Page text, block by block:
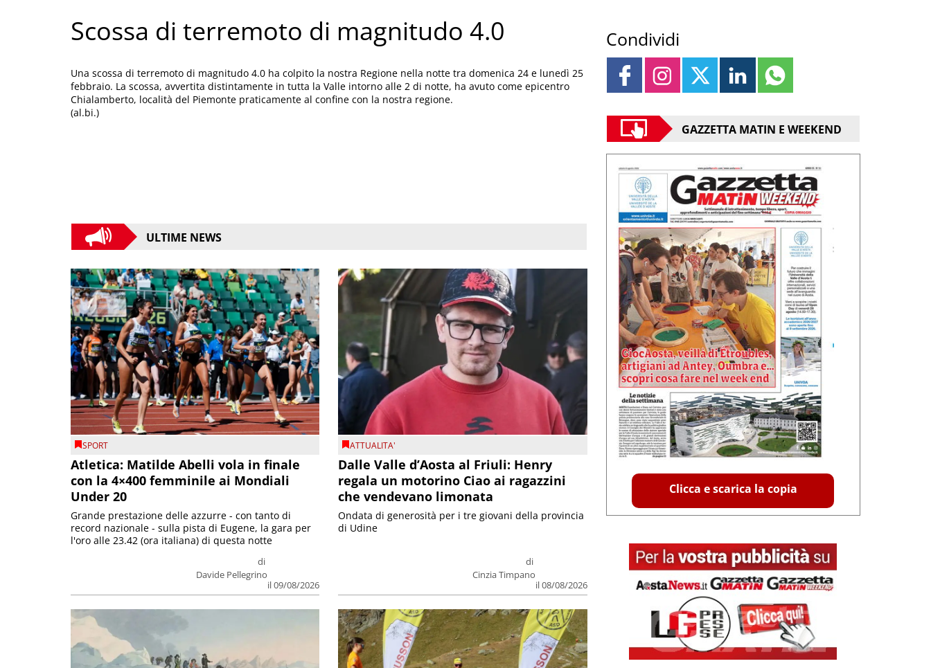
Scossa di terremoto di magnitudo 4.0
Una scossa di terremoto di magnitudo 4.0 ha colpito la nostra Regione nella notte tra domenica 24 e lunedì 25
febbraio. La scossa, avvertita distintamente in tutta la Valle intorno alle 2 di notte, ha avuto come epicentro
Chialamberto, località del Piemonte praticamente al confine con la nostra regione.
(al.bi.)
ULTIME NEWS
SPORT
Atletica: Matilde Abelli vola in finale
con la 4×400 femminile ai Mondiali
Under 20
di
Davide Pellegrino
il 09/08/2026
Grande prestazione delle azzurre - con tanto di
record nazionale - sulla pista di Eugene, la gara per
l'oro alle 23.42 (ora italiana) di questa notte
ATTUALITA'
Dalle Valle d’Aosta al Friuli: Henry
regala un motorino Ciao ai ragazzini
che vendevano limonata
di
Cinzia Timpano
il 08/08/2026
Ondata di generosità per i tre giovani della provincia
di Udine
Condividi
GAZZETTA MATIN E WEEKEND
Clicca e scarica la copia